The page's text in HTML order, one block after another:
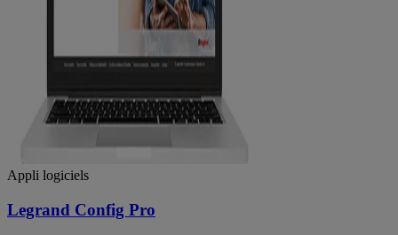
Appli logiciels
Legrand Config Pro